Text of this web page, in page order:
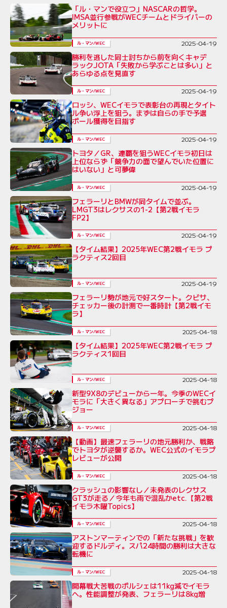
「ル・マンで役立つ」NASCARの哲学。
IMSA並行参戦がWECチームとドライバーの
メリットに
ル・マン/WEC 2025-04-19
勝利を逃した同士討ちから前を向くキャデ
ラックJOTA「失敗から学ぶことは多い」と
あらゆる点を見直す
ル・マン/WEC 2025-04-19
ロッシ、WECイモラで表彰台の再現とタイト
ル争い浮上を狙う。まずは自らの手で予選
ポール獲得を目指す
ル・マン/WEC 2025-04-19
トヨタ／GR、連覇を狙うWECイモラ初日は
上位ならず「競争力の面で望んでいた位置に
はいない」と可夢偉
ル・マン/WEC 2025-04-19
フェラーリとBMWが同タイムで並ぶ。
LMGT3はレクサスの1-2【第2戦イモラ
FP2】
ル・マン/WEC 2025-04-19
【タイム結果】2025年WEC第2戦イモラ プ
ラクティス2回目
ル・マン/WEC 2025-04-19
フェラーリ勢が地元で好スタート。クビサ、
チェッカー後の計測で一番時計【第2戦イモ
ラ】
ル・マン/WEC 2025-04-18
【タイム結果】2025年WEC第2戦イモラ プ
ラクティス1回目
ル・マン/WEC 2025-04-18
新型9X8のデビューから一年。今季のWECイ
モラに「大きく異なる」アプローチで挑むプ
ジョー
ル・マン/WEC 2025-04-18
【動画】最速フェラーリの地元勝利か、戦略
でトヨタが逆襲するか。WEC公式のイモラプ
レビューが公開
ル・マン/WEC 2025-04-18
クラッシュの影響なし／未発表のレクサス
GT3が走る／今年も雨で混乱かetc.【第2戦
イモラ木曜Topics】
ル・マン/WEC 2025-04-18
アストンマーティンでの「新たな挑戦」を歓
迎するドルディ。スパ24時間の勝利は大きな
転機に
ル・マン/WEC 2025-04-18
開幕戦大苦戦のポルシェは11kg減でイモラ
へ。性能調整が発表、フェラーリは8kg増